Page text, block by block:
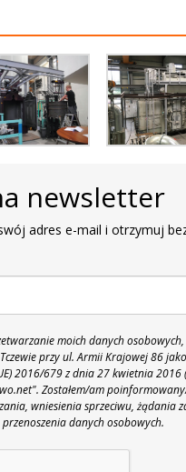
newsletter
adres e-mail i otrzymuj
moich danych
przy ul. Armii Krajowej 86
2016/679 z dnia 27 kwietnia
Zostałem/am
wniesienia sprzeciwu,
danych osobowych.